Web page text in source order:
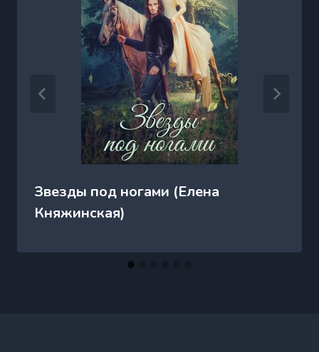
Звезды под ногами (Елена
Княжинская)